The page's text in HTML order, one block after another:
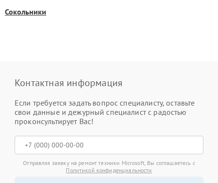
Сокольники
Контактная информация
Если требуется задать вопрос специалисту, оставьте
свои данные и дежурный специалист с радостью
проконсультирует Вас!
Отправляя заявку на ремонт техники Microsoft, Вы соглашаетесь с
Политикой конфиденциальности